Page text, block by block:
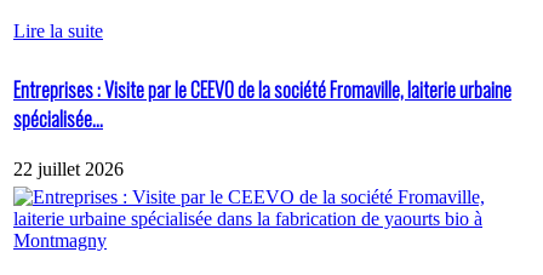
Lire la suite
Entreprises : Visite par le CEEVO de la société Fromaville, laiterie urbaine
spécialisée...
22 juillet 2026